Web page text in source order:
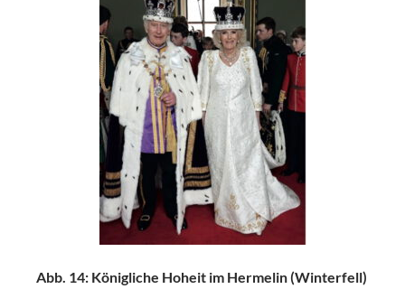
Abb. 14: Königliche Hoheit im Hermelin (Winterfell)